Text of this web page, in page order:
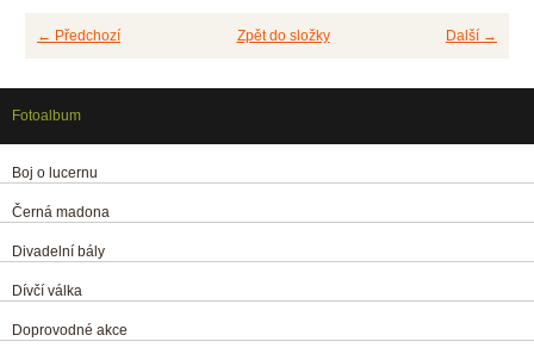
← Předchozí Další →
Zpět do složky
Fotoalbum
Boj o lucernu
Černá madona
Divadelní bály
Dívčí válka
Doprovodné akce